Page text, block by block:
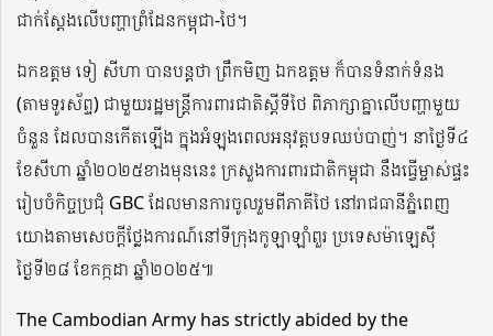
ជាក់ស្តែងលើបញ្ហាព្រំដែនកម្ពុជា-ថៃ។
ឯកឧត្តម ទៀ សីហា បានបន្តថា ព្រឹកមិញ ឯកឧត្តម ក៏បានទំនាក់ទំនង
(តាមទូរស័ព្ទ) ជាមួយរដ្ឋមន្ត្រីការពារជាតិស្តីទីថៃ ពិភាក្សាគ្នាលើបញ្ហាមួយ
ចំនួន ដែលបានកើតឡើង ក្នុងអំឡុងពេលអនុវត្តបទឈប់បាញ់។ នាថ្ងៃទី៤
ខែសីហា ឆ្នាំ២០២៥ខាងមុននេះ ក្រសួងការពារជាតិកម្ពុជា នឹងធ្វើម្ចាស់ផ្ទះ
រៀបចំកិច្ចប្រជុំ GBC ដែលមានការចូលរួមពីភាគីថៃ នៅរាជធានីភ្នំពេញ
យោងតាមសេចក្តីថ្លែងការណ៍នៅទីក្រុងកូឡាឡាំពួរ ប្រទេសម៉ាឡេស៊ី
ថ្ងៃទី២៨ ខែកក្កដា ឆ្នាំ២០២៥៕
The Cambodian Army has strictly abided by the